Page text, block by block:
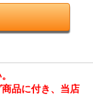
商品に付き、当店